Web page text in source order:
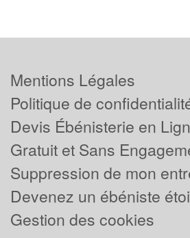
Mentions Légales
Politique de
Devis Ébénisterie en
Gratuit et Sans
Suppression de mon
Devenez un ébéniste
Gestion des cookies